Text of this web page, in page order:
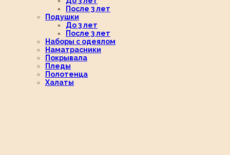
После 3 лет
Подушки
До 3 лет
После 3 лет
Наборы с одеялом
Наматрасники
Покрывала
Пледы
Полотенца
Халаты